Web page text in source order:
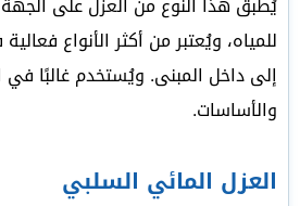
للمياه، ويُعتبر من أكثر الأنواع
إلى داخل المبنى. ويُستخدم غالبًا في
والأساسات.
العزل المائي السلبي